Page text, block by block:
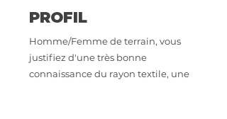
PROFIL
Homme/Femme de terrain, vous
justifiez d'une très bonne
connaissance du rayon textile, une